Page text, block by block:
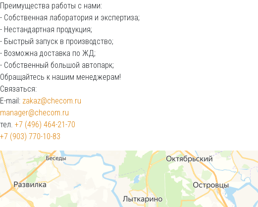
Преимущества работы с нами:
- Собственная лаборатория и экспертиза;
- Нестандартная продукция;
- Быстрый запуск в производство;
- Возможна доставка по ЖД;
- Собственный большой автопарк;
Обращайтесь к нашим менеджерам!
Связаться:
E-mail: zakaz@checom.ru
manager@checom.ru
тел. +7 (496) 464-21-70
+7 (903) 770-10-83